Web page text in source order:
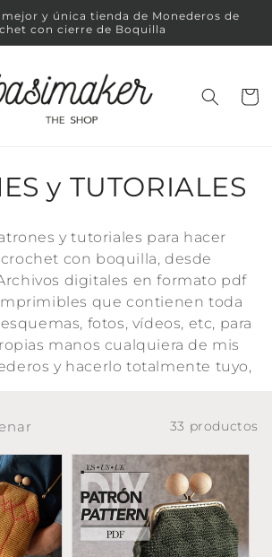
y única tienda de Monederos de
con cierre de Boquilla
Carrito
y TUTORIALES
y tutoriales para hacer
con boquilla, desde
digitales en formato pdf
que contienen toda
fotos, vídeos, etc, para
manos cualquiera de mis
y hacerlo totalmente tuyo,
33 productos